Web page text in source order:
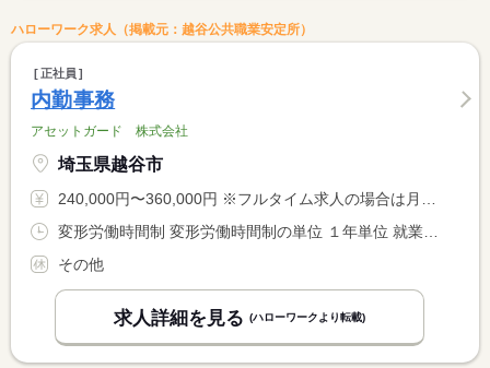
ハローワーク求人（掲載元：越谷公共職業安定所）
正社員
内勤事務
アセットガード 株式会社
埼玉県越谷市
240,000円〜360,000円 ※フルタイム求人の場合は月額（換算額）、パート求人の場合は時間額を表示しています。
その他
求人詳細を見る (ハローワークより転載)